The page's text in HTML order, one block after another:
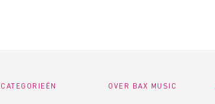
CATEGORIEËN OVER BAX MUSIC